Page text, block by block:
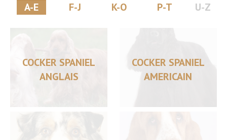
A-E F-J K-O P-T U-Z
COCKER SPANIEL
ANGLAIS
COCKER SPANIEL
AMERICAIN